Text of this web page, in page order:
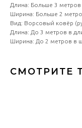
Длина: Больше 3 метров
Ширина: Больше 2
Вид: Ворсовый ковёр
Длина: До 3 метров в
Ширина: До 2 метров в
СМОТРИТЕ